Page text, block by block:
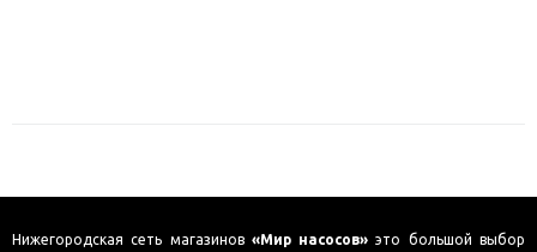
Нижегородская сеть магазинов «Мир насосов» это большой выбор